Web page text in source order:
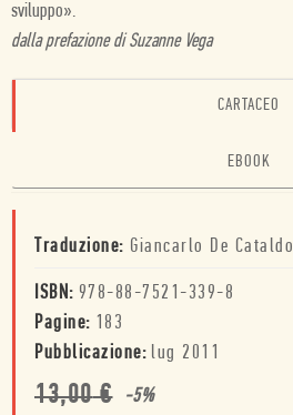
sviluppo».
dalla prefazione di Suzanne Vega
CARTACEO
EBOOK
Traduzione: Giancarlo De Cataldo
ISBN: 978-88-7521-339-8
Pagine: 183
Pubblicazione: lug 2011
13,00€ -5%